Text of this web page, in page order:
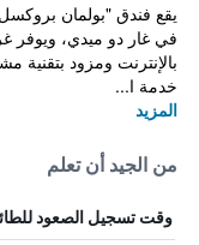
يقع فندق "بولمان
في غار دو ميدي، ويوفر
بالإنترنت ومزود
خدمة ا...
المزيد
من الجيد أن تعلم
وقت تسجيل الصعود